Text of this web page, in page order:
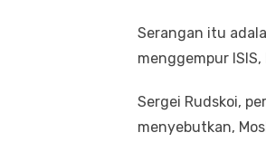
Serangan itu
menggempur
Sergei Rudskoi,
menyebutkan,